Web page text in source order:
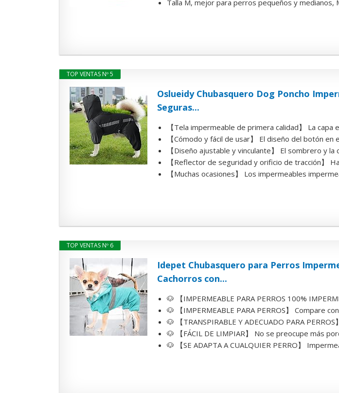
Talla M, mejor para perros pequeños y medianos,
TOP VENTAS Nº 5
Oslueidy Chubasquero Dog Poncho
Seguras...
【Tela impermeable de primera calidad】 La
【Cómodo y fácil de usar】 El diseño del botón
【Diseño ajustable y vinculante】 El sombrero y
【Reflector de seguridad y orificio de tracción】
【Muchas ocasiones】 Los impermeables
TOP VENTAS Nº 6
Idepet Chubasquero para Perros
Cachorros con...
🐶 【IMPERMEABLE PARA PERROS 100%
🐶 【IMPERMEABLE PARA PERROS】 Compare
🐶 【TRANSPIRABLE Y ADECUADO PARA
🐶 【FÁCIL DE LIMPIAR】 No se preocupe más
🐶 【SE ADAPTA A CUALQUIER PERRO】